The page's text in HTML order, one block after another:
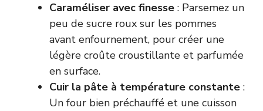
Caraméliser avec finesse : Parsemez un
peu de sucre roux sur les pommes
avant enfournement, pour créer une
légère croûte croustillante et parfumée
en surface.
Cuir la pâte à température constante :
Un four bien préchauffé et une cuisson